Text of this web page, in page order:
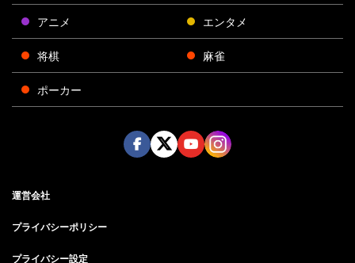
アニメ エンタメ
将棋 麻雀
ポーカー
運営会社
プライバシーポリシー
プライバシー設定